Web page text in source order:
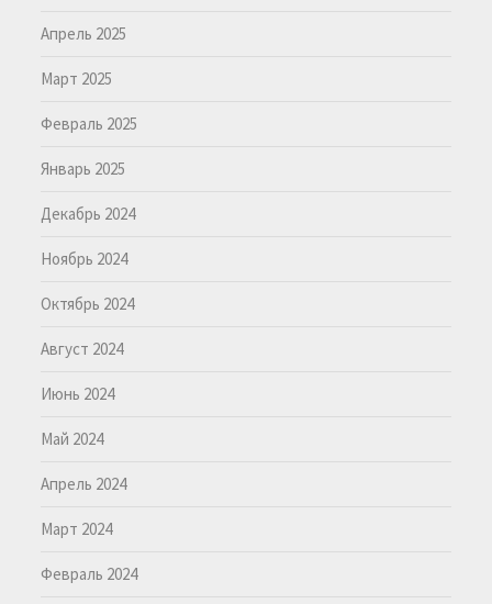
Апрель 2025
Март 2025
Февраль 2025
Январь 2025
Декабрь 2024
Ноябрь 2024
Октябрь 2024
Август 2024
Июнь 2024
Май 2024
Апрель 2024
Март 2024
Февраль 2024